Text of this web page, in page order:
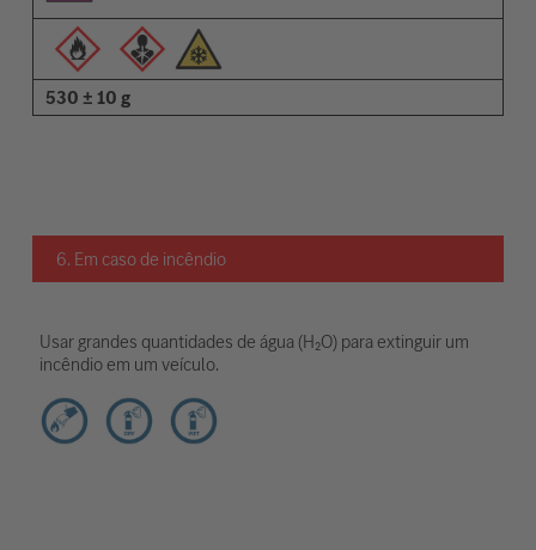
530 ± 10 g
6. Em caso de incêndio
Usar grandes quantidades de água (H₂O) para extinguir um
incêndio em um veículo.